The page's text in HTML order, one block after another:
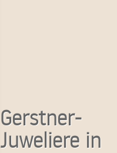
Gerstner-
Juweliere in